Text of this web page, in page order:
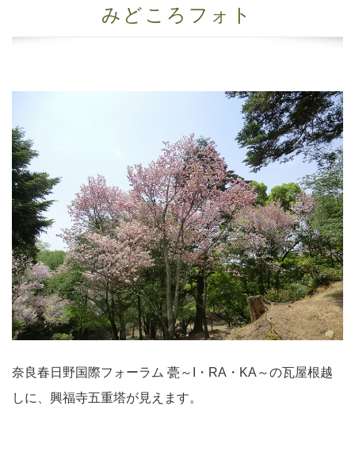
みどころフォト
奈良春日野国際フォーラム 甍～I・RA・KA～の瓦屋根越
しに、興福寺五重塔が見えます。